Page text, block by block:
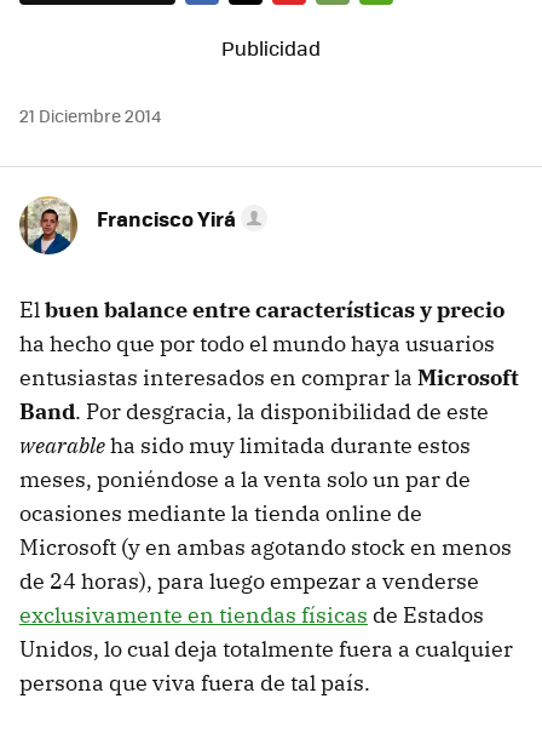
MAIL
21 Diciembre 2014
Francisco Yirá
Elbuen balance entre características y precio
ha hecho que por todo el mundo haya usuarios
entusiastas interesados en comprar la Microsoft
Band. Por desgracia, la disponibilidad de este
wearableha sido muy limitada durante estos
meses, poniéndose a la venta solo un par de
ocasiones mediante la tienda online de
Microsoft (y en ambas agotando stock en menos
de 24 horas), para luego empezar a venderse
exclusivamente en tiendas físicas de Estados
Unidos, lo cual deja totalmente fuera a cualquier
persona que viva fuera de tal país.